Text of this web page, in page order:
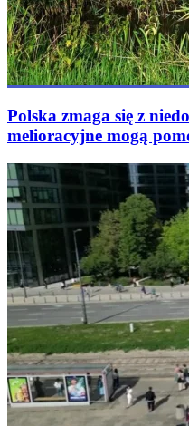
Polska zmaga się z
melioracyjne mogą